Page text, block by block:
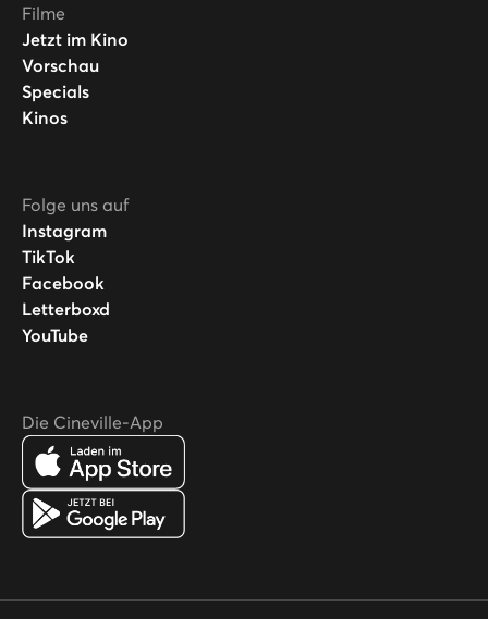
Filme
Jetzt im Kino
Vorschau
Specials
Kinos
Folge uns auf
Instagram
TikTok
Facebook
Letterboxd
YouTube
Die Cineville-App